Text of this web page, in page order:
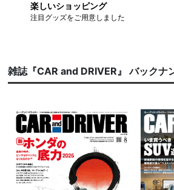
楽しいショッピング
注目グッズをご用意しました
雑誌『CAR and DRIVER』 バックナ